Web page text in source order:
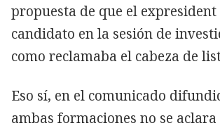
propuesta de que el expresident
candidato en la sesión de
como reclamaba el cabeza de
Eso sí, en el comunicado
ambas formaciones no se aclara